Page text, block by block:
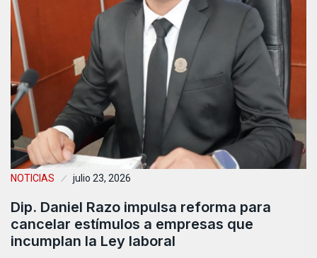
NOTICIAS julio 23, 2026
Dip. Daniel Razo impulsa reforma para
cancelar estímulos a empresas que
incumplan la Ley laboral